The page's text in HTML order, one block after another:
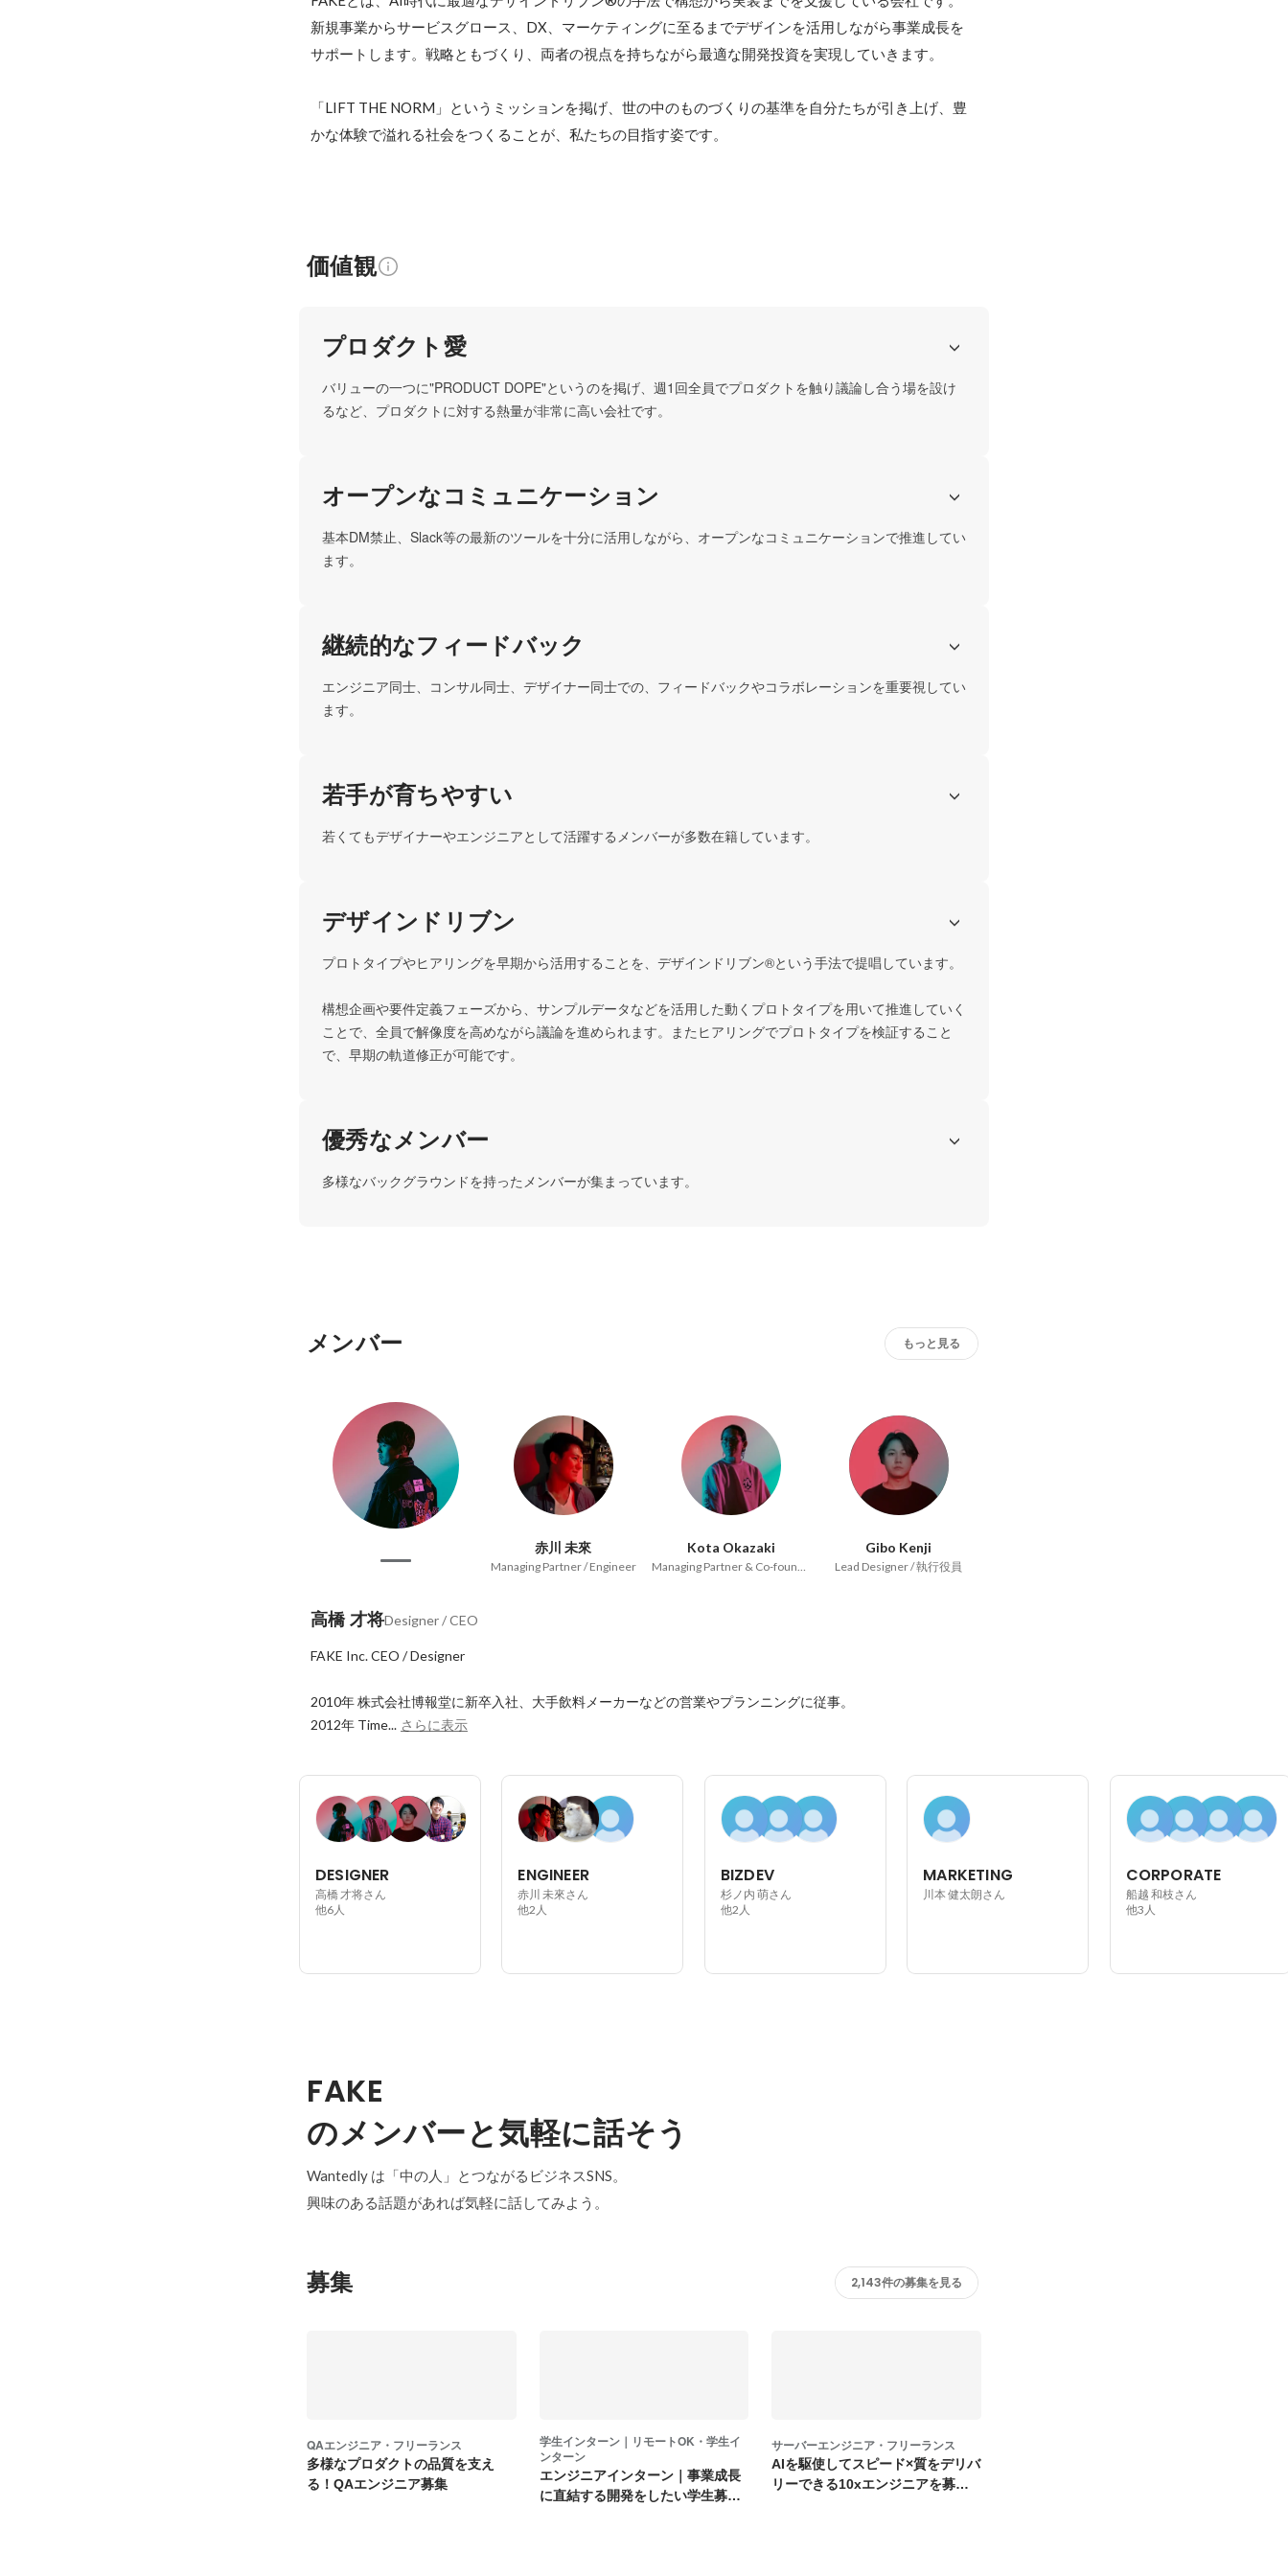
新規事業からサービスグロース、DX、マーケティングに至るまでデザインを活用しながら事業成長を
サポートします。戦略ともづくり、両者の視点を持ちながら最適な開発投資を実現していきます。
「LIFT THE NORM」というミッションを掲げ、世の中のものづくりの基準を自分たちが引き上げ、豊
かな体験で溢れる社会をつくることが、私たちの目指す姿です。
価値観
プロダクト愛
バリューの一つに"PRODUCT DOPE"というのを掲げ、週1回全員でプロダクトを触り議論し合う場を設け
るなど、プロダクトに対する熱量が非常に高い会社です。
オープンなコミュニケーション
基本DM禁止、Slack等の最新のツールを十分に活用しながら、オープンなコミュニケーションで推進してい
ます。
継続的なフィードバック
エンジニア同士、コンサル同士、デザイナー同士での、フィードバックやコラボレーションを重要視してい
ます。
若手が育ちやすい
若くてもデザイナーやエンジニアとして活躍するメンバーが多数在籍しています。
デザインドリブン
プロトタイプやヒアリングを早期から活用することを、デザインドリブン®という手法で提唱しています。
構想企画や要件定義フェーズから、サンプルデータなどを活用した動くプロトタイプを用いて推進していく
ことで、全員で解像度を高めながら議論を進められます。またヒアリングでプロトタイプを検証すること
で、早期の軌道修正が可能です。
優秀なメンバー
多様なバックグラウンドを持ったメンバーが集まっています。
メンバー もっと見る
赤川 未來
Managing Partner / Engineer
Kota Okazaki
Managing Partner & Co-founder
Gibo Kenji
Lead Designer / 執行役員
高橋 才将Designer / CEO
FAKE Inc. CEO / Designer
2010年 株式会社博報堂に新卒入社、大手飲料メーカーなどの営業やプランニングに従事。
2012年 Time... さらに表示
DESIGNER
高橋 才将さん
他6人
ENGINEER
赤川 未來さん
他2人
BIZDEV
杉ノ内 萌さん
他2人
MARKETING
川本 健太朗さん
CORPORATE
船越 和枝さん
他3人
FAKE
のメンバーと気軽に話そう
Wantedly は「中の人」とつながるビジネスSNS。
興味のある話題があれば気軽に話してみよう。
募集 2,143件の募集を見る
QAエンジニア・フリーランス
多様なプロダクトの品質を支え
る！QAエンジニア募集
学生インターン｜リモートOK・学生イ
ンターン
エンジニアインターン｜事業成長
に直結する開発をしたい学生募
サーバーエンジニア・フリーランス
AIを駆使してスピード×質をデリバ
リーできる10xエンジニアを募